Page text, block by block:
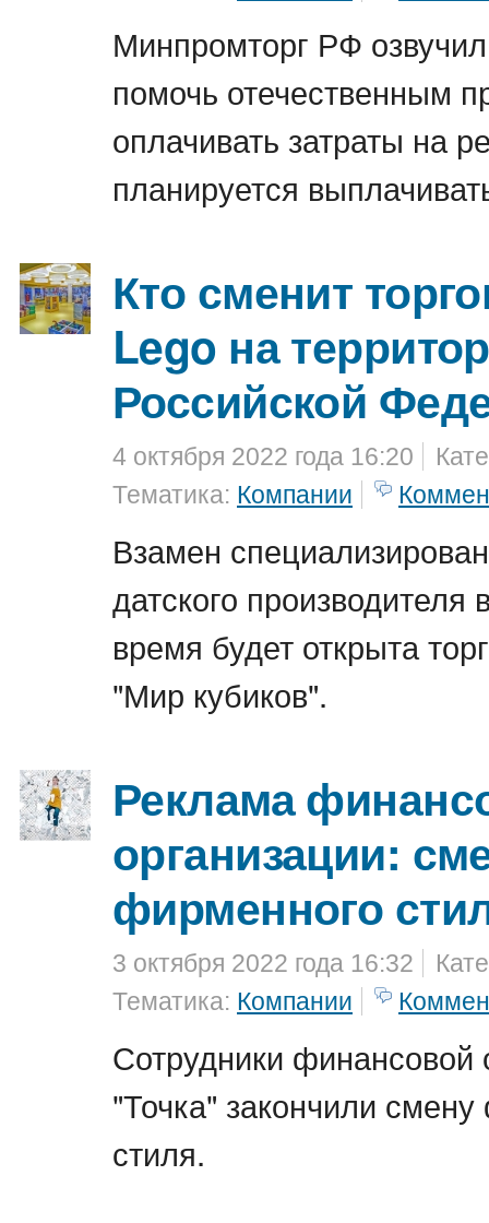
Минпромторг РФ
помочь отечественным
оплачивать затраты на
планируется
Кто сменит
Lego на
Российской
4 октября 2022 года 16:20
Тематика: Компании
Взамен
датского
время будет открыта
"Мир кубиков".
Реклама
организации:
фирменного
3 октября 2022 года 16:32
Тематика: Компании
Сотрудники финансовой
"Точка" закончили
стиля.